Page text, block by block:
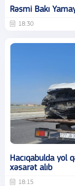
Rəsmi Bakı
18:30
Hacıqabulda yol
xəsarət alıb
18:15